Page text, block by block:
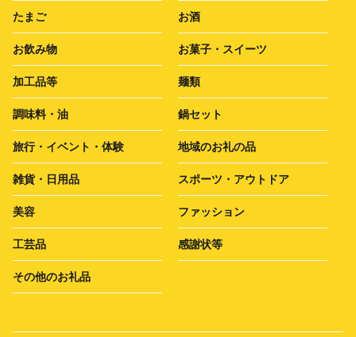
たまご お酒
お飲み物 お菓子・スイーツ
加工品等 麺類
調味料・油 鍋セット
旅行・イベント・体験 地域のお礼の品
雑貨・日用品 スポーツ・アウトドア
美容 ファッション
工芸品 感謝状等
その他のお礼品